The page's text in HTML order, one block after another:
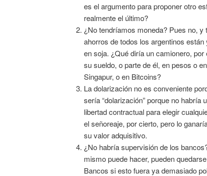
es el argumento para proponer otro
realmente el último?
¿No tendríamos moneda? Pues no,
ahorros de todos los argentinos
en soja. ¿Qué diría un camionero,
su sueldo, o parte de él, en pesos o
Singapur, o en Bitcoins?
La dolarización no es conveniente
sería “dolarización” porque no
libertad contractual para elegir
el señoreaje, por cierto, pero lo
su valor adquisitivo.
¿No habría supervisión de los
mismo puede hacer, pueden
Bancos si esto fuera ya demasiado